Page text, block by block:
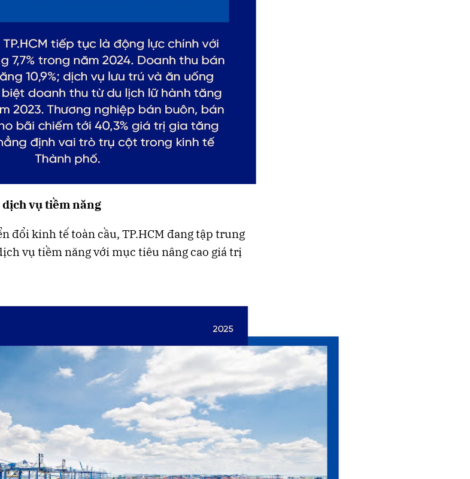
vụ tiềm năng
đổi kinh tế toàn cầu, TP.HCM đang tập trung
vụ tiềm năng với mục tiêu nâng cao giá trị